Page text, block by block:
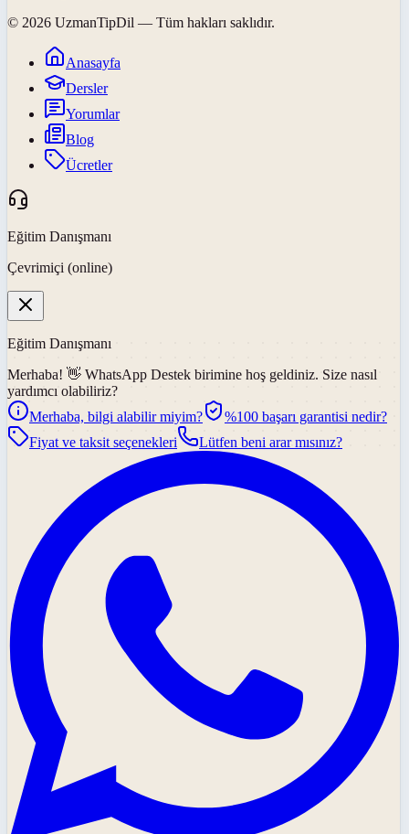
© 2026 UzmanTipDil — Tüm hakları saklıdır.
Anasayfa
Dersler
Yorumlar
Blog
Ücretler
Eğitim Danışmanı
Çevrimiçi (online)
Eğitim Danışmanı
Merhaba! 👋 WhatsApp Destek birimine hoş geldiniz. Size nasıl
yardımcı olabiliriz?
Merhaba, bilgi alabilir miyim?
%100 başarı garantisi nedir?
Fiyat ve taksit seçenekleri
Lütfen beni arar mısınız?